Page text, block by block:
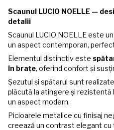
Scaunul LUCIO NOELLE —
detalii
Scaunul LUCIO NOELLE este
un aspect contemporan,
Elementul distinctiv este
în brațe, oferind confort și
Șezutul și spătarul sunt
plăcută la atingere și rezistentă
un aspect modern.
Picioarele metalice cu finisaj
creează un contrast elegant cu